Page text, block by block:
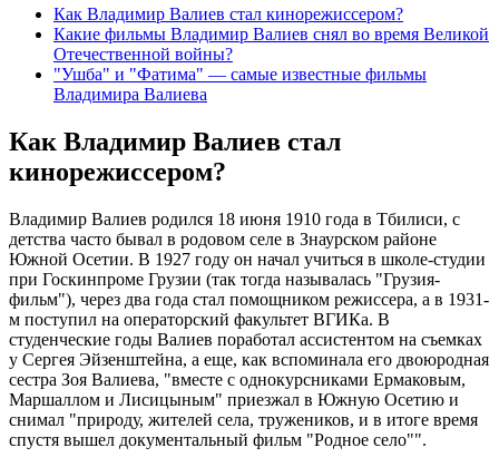
Как Владимир Валиев стал кинорежиссером?
Какие фильмы Владимир Валиев снял во время Великой
Отечественной войны?
"Ушба" и "Фатима" — самые известные фильмы
Владимира Валиева
Как Владимир Валиев стал
кинорежиссером?
Владимир Валиев родился 18 июня 1910 года в Тбилиси, с
детства часто бывал в родовом селе в Знаурском районе
Южной Осетии. В 1927 году он начал учиться в школе-студии
при Госкинпроме Грузии (так тогда называлась "Грузия-
фильм"), через два года стал помощником режиссера, а в 1931-
м поступил на операторский факультет ВГИКа. В
студенческие годы Валиев поработал ассистентом на съемках
у Сергея Эйзенштейна, а еще, как вспоминала его двоюродная
сестра Зоя Валиева, "вместе с однокурсниками Ермаковым,
Маршаллом и Лисицыным" приезжал в Южную Осетию и
снимал "природу, жителей села, тружеников, и в итоге время
спустя вышел документальный фильм "Родное село"".